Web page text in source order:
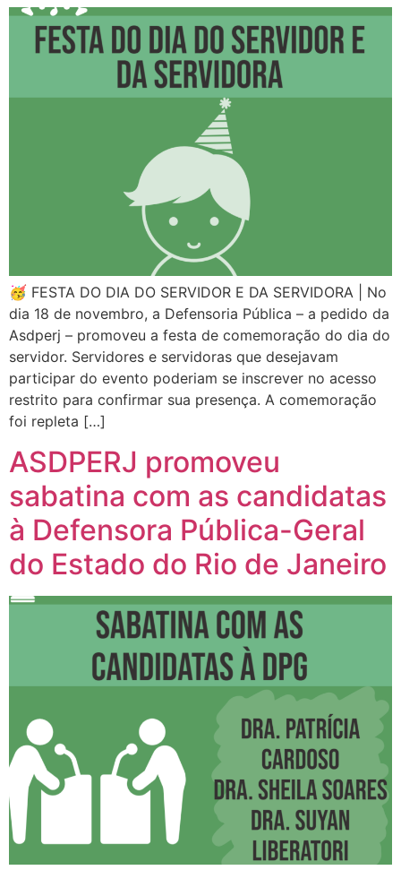
🥳 FESTA DO DIA DO SERVIDOR E DA SERVIDORA | No
dia 18 de novembro, a Defensoria Pública – a pedido da
Asdperj – promoveu a festa de comemoração do dia do
servidor. Servidores e servidoras que desejavam
participar do evento poderiam se inscrever no acesso
restrito para confirmar sua presença. A comemoração
foi repleta […]
ASDPERJ promoveu
sabatina com as candidatas
à Defensora Pública-Geral
do Estado do Rio de Janeiro